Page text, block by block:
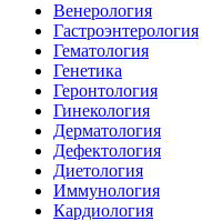
Венерология
Гастроэнтерология
Гематология
Генетика
Геронтология
Гинекология
Дерматология
Дефектология
Диетология
Иммунология
Кардиология